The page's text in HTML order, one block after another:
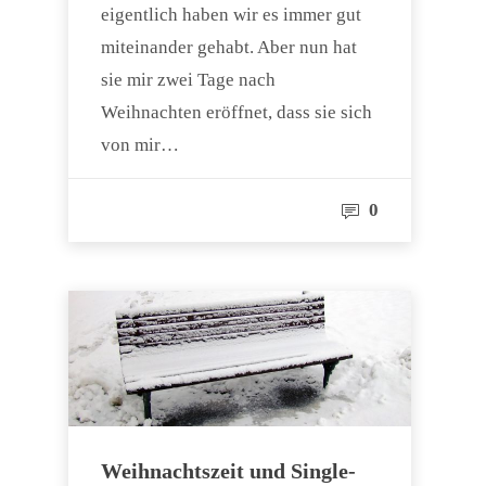
eigentlich haben wir es immer gut
miteinander gehabt. Aber nun hat
sie mir zwei Tage nach
Weihnachten eröffnet, dass sie sich
von mir…
0
Weihnachtszeit und Single-